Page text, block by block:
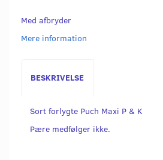
Med afbryder
Mere information
BESKRIVELSE
Sort forlygte Puch Maxi P & K
Pære medfølger ikke.